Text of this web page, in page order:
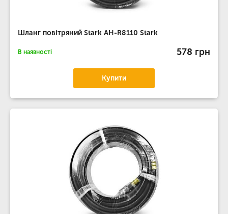
Шланг повітряний Stark AH-R8110 Stark
В наявності 578 грн
Купити